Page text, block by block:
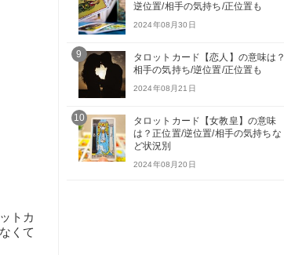
トカ
くて
逆位置/相手の気持ち/正位置も
2024年08月30日
9
タロットカード【恋人】の意味は？
相手の気持ち/逆位置/正位置も
2024年08月21日
10
タロットカード【女教皇】の意味
は？正位置/逆位置/相手の気持ちな
ど状況別
2024年08月20日